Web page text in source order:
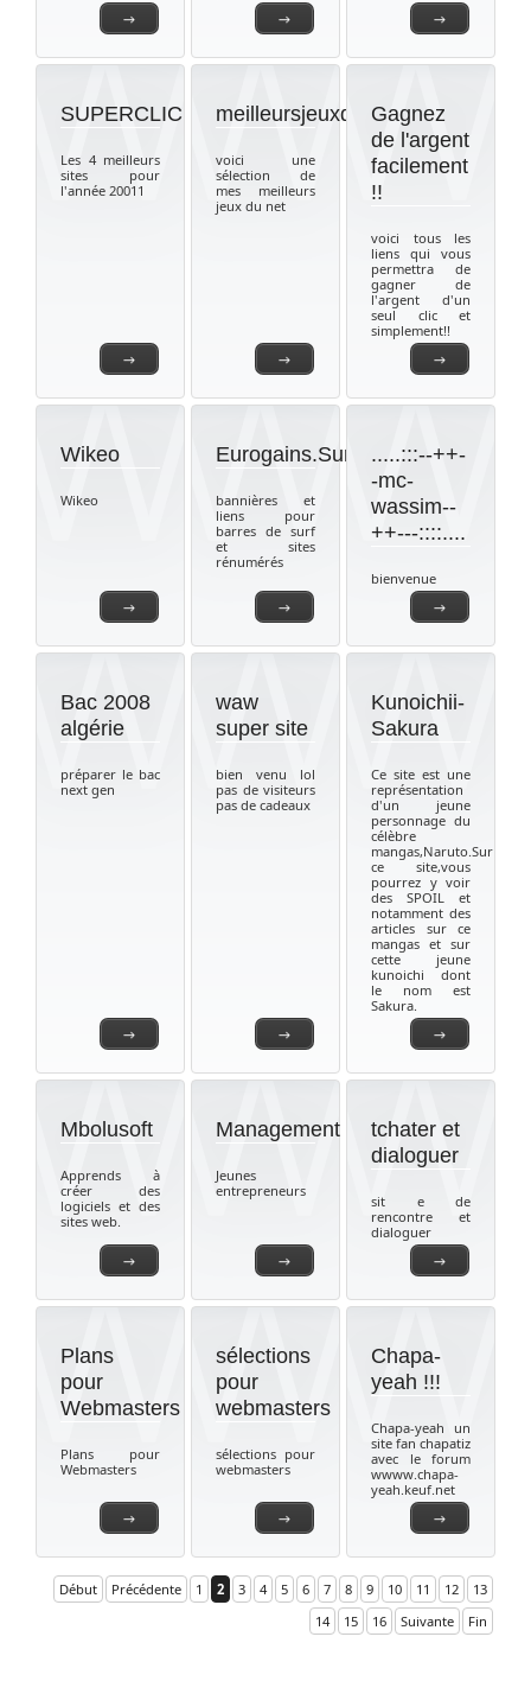
→ →
→
→
SUPERCLIC
Les 4 meilleurs
sites pour
l'année 20011
→
meilleursjeuxdunet
voici une
sélection de
mes meilleurs
jeux du net
→
Gagnez
de l'argent
facilement
!!
voici tous les
liens qui vous
permettra de
gagner de
l'argent d'un
seul clic et
simplement!!
→
Wikeo
Wikeo
→
Eurogains.SurfGagnant
bannières et
liens pour
barres de surf
et sites
rénumérés
→
.....:::--++-
-mc-
wassim--
++---::::....
bienvenue
→
Bac 2008
algérie
préparer le bac
next gen
→
waw
super site
bien venu lol
pas de visiteurs
pas de cadeaux
→
Kunoichii-
Sakura
Ce site est une
représentation
d'un jeune
personnage du
célèbre
mangas,Naruto.Sur
ce site,vous
pourrez y voir
des SPOIL et
notamment des
articles sur ce
mangas et sur
cette jeune
kunoichi dont
le nom est
Sakura.
→
Mbolusoft
Apprends à
créer des
logiciels et des
sites web.
→
Management
Jeunes
entrepreneurs
→
tchater et
dialoguer
sit e de
rencontre et
dialoguer
→
Plans
pour
Webmasters
Plans pour
Webmasters
→
sélections
pour
webmasters
sélections pour
webmasters
→
Chapa-
yeah !!!
Chapa-yeah un
site fan chapatiz
avec le forum
wwww.chapa-
yeah.keuf.net
Début Précédente 1 2 3 4 5 6 7 8 9 10 11 12
13
14
15 16 Suivante Fin